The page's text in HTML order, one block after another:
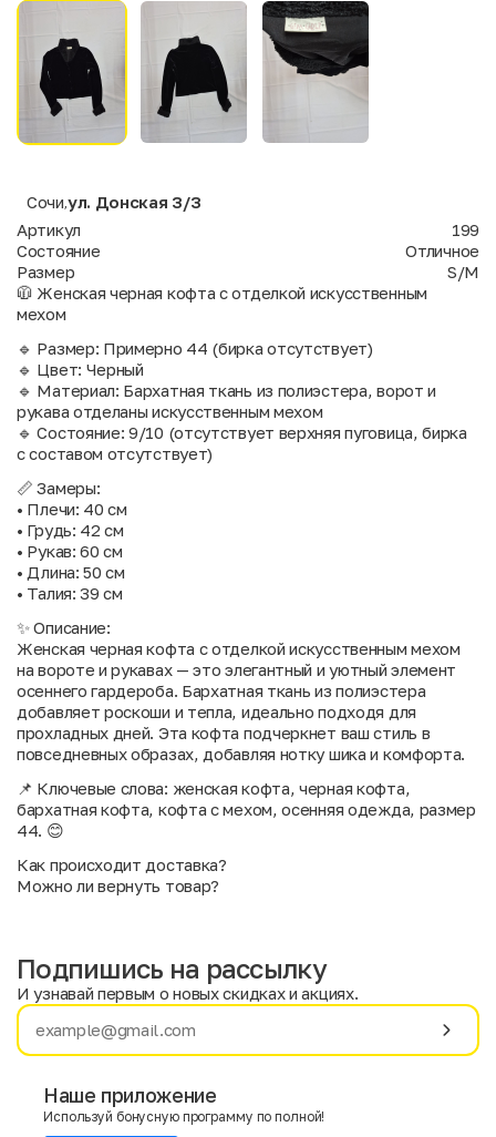
Сочи,ул. Донская 3/3
Артикул
199
Состояние
Отличное
Размер
S/M
🧥 Женская черная кофта с отделкой искусственным
мехом
🔹 Размер: Примерно 44 (бирка отсутствует)
🔹 Цвет: Черный
🔹 Материал: Бархатная ткань из полиэстера, ворот и
рукава отделаны искусственным мехом
🔹 Состояние: 9/10 (отсутствует верхняя пуговица, бирка
с составом отсутствует)
📏 Замеры:
• Плечи: 40 см
• Грудь: 42 см
• Рукав: 60 см
• Длина: 50 см
• Талия: 39 см
✨ Описание:
Женская черная кофта с отделкой искусственным мехом
на вороте и рукавах — это элегантный и уютный элемент
осеннего гардероба. Бархатная ткань из полиэстера
добавляет роскоши и тепла, идеально подходя для
прохладных дней. Эта кофта подчеркнет ваш стиль в
повседневных образах, добавляя нотку шика и комфорта.
📌 Ключевые слова: женская кофта, черная кофта,
бархатная кофта, кофта с мехом, осенняя одежда, размер
44. 😊
Как происходит доставка?
Можно ли вернуть товар?
Имя
E-mail
Подпишись на рассылку
И узнавай первым о новых скидках и акциях.
Наше приложение
Используй бонусную программу по полной!